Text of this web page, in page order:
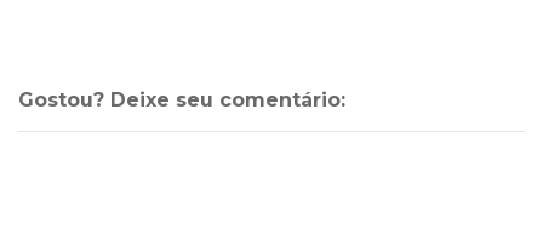
Gostou? Deixe seu comentário: